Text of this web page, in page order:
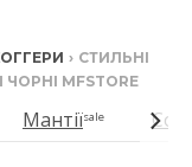
› СТИЛЬНІ
MFSTORE
Мантіїsale